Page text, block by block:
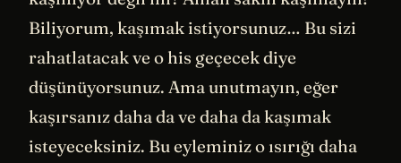
Biliyorum, kaşımak istiyorsunuz… Bu sizi
rahatlatacak ve o his geçecek diye
düşünüyorsunuz. Ama unutmayın, eğer
kaşırsanız daha da ve daha da kaşımak
isteyeceksiniz. Bu eyleminiz o ısırığı daha